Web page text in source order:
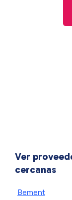
Ver
cercanas
Bement